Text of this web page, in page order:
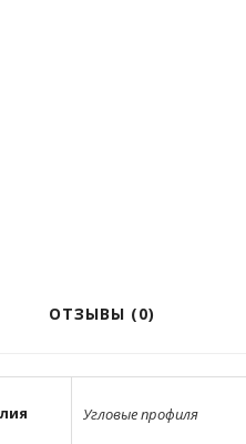
ОТЗЫВЫ (0)
Угловые профиля